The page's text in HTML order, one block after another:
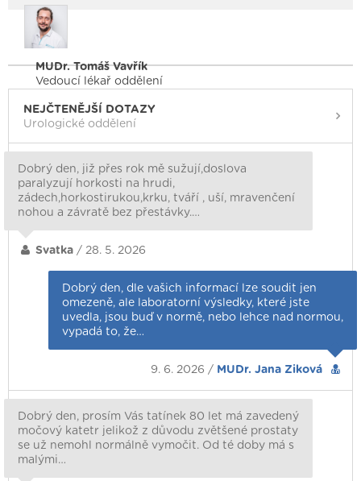
MUDr. Tomáš Vavřík
Vedoucí lékař oddělení
NEJČTENĚJŠÍ DOTAZY
Urologické oddělení
Dobrý den, již přes rok mě sužují,doslova
paralyzují horkosti na hrudi,
zádech,horkostirukou,krku, tváří , uší, mravenčení
nohou a závratě bez přestávky.…
Svatka / 28. 5. 2026
Dobrý den, dle vašich informací lze soudit jen
omezeně, ale laboratorní výsledky, které jste
uvedla, jsou buď v normě, nebo lehce nad normou,
vypadá to, že…
9. 6. 2026 / MUDr. Jana Ziková
Dobrý den, prosím Vás tatínek 80 let má zavedený
močový katetr jelikož z důvodu zvětšené prostaty
se už nemohl normálně vymočit. Od té doby má s
malými…